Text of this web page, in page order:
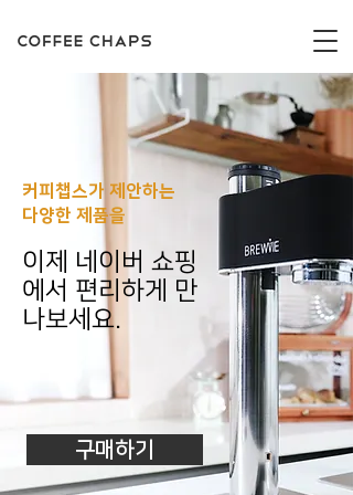
커피챕스가 제안하는
다양한 제품을
이제 네이버 쇼핑
에서 편리하게 만
나보세요.
구매하기